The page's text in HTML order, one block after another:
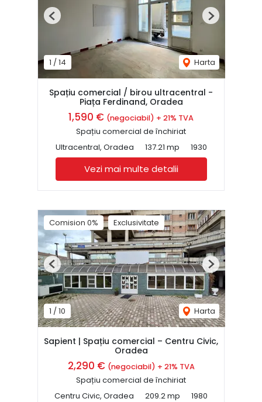
1 / 14 Harta
Previous Next
Spațiu comercial / birou ultracentral -
Piața Ferdinand, Oradea
1,590 € (negociabil) + 21% TVA
Spațiu comercial de închiriat
Ultracentral, Oradea
137.21 mp 1930
Vezi mai multe detalii
Comision 0% Exclusivitate
1 /10 Harta
Previous Next
Sapient | Spațiu comercial – Centru Civic,
Oradea
2,290 € (negociabil) + 21% TVA
Spațiu comercial de închiriat
Centru Civic, Oradea
209.2 mp 1980